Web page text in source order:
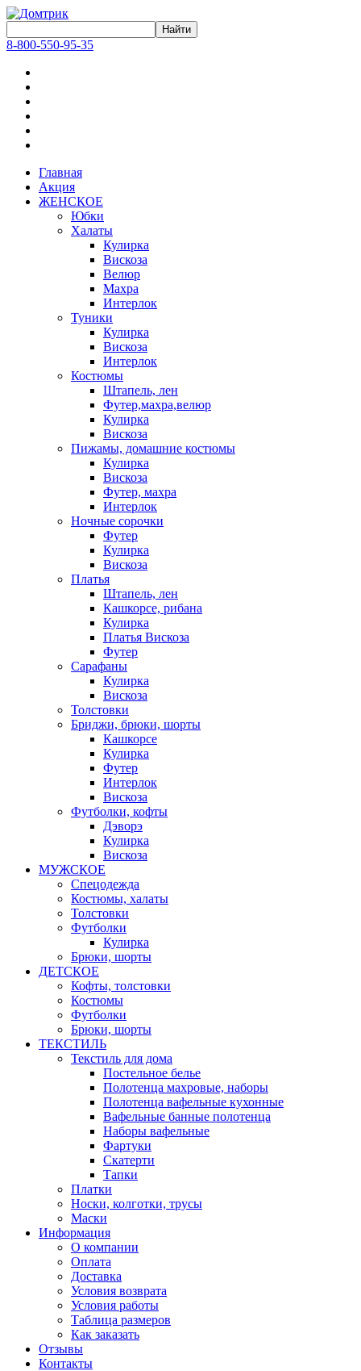
8-800-550-95-35
Главная
Акция
ЖЕНСКОЕ
Юбки
Халаты
Кулирка
Вискоза
Велюр
Махра
Интерлок
Туники
Кулирка
Вискоза
Интерлок
Костюмы
Штапель, лен
Футер,махра,велюр
Кулирка
Вискоза
Пижамы, домашние костюмы
Кулирка
Вискоза
Футер, махра
Интерлок
Ночные сорочки
Футер
Кулирка
Вискоза
Платья
Штапель, лен
Кашкорсе, рибана
Кулирка
Платья Вискоза
Футер
Сарафаны
Кулирка
Вискоза
Толстовки
Бриджи, брюки, шорты
Кашкорсе
Кулирка
Футер
Интерлок
Вискоза
Футболки, кофты
Дэворэ
Кулирка
Вискоза
МУЖСКОЕ
Спецодежда
Костюмы, халаты
Толстовки
Футболки
Кулирка
Брюки, шорты
ДЕТСКОЕ
Кофты, толстовки
Костюмы
Футболки
Брюки, шорты
ТЕКСТИЛЬ
Текстиль для дома
Постельное белье
Полотенца махровые, наборы
Полотенца вафельные кухонные
Вафельные банные полотенца
Наборы вафельные
Фартуки
Скатерти
Тапки
Платки
Носки, колготки, трусы
Маски
Информация
О компании
Оплата
Доставка
Условия возврата
Условия работы
Таблица размеров
Как заказать
Отзывы
Контакты